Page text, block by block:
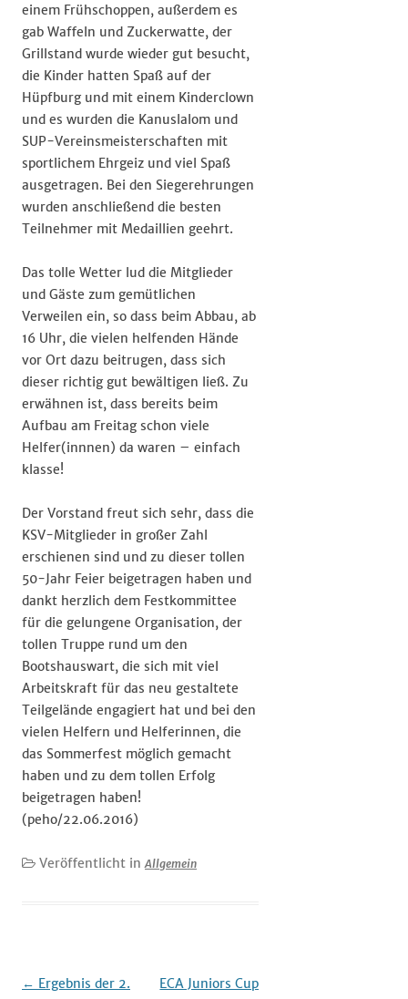
einem Frühschoppen, außerdem es
gab Waffeln und Zuckerwatte, der
Grillstand wurde wieder gut besucht,
die Kinder hatten Spaß auf der
Hüpfburg und mit einem Kinderclown
und es wurden die Kanuslalom und
SUP-Vereinsmeisterschaften mit
sportlichem Ehrgeiz und viel Spaß
ausgetragen. Bei den Siegerehrungen
wurden anschließend die besten
Teilnehmer mit Medaillien geehrt.
Das tolle Wetter lud die Mitglieder
und Gäste zum gemütlichen
Verweilen ein, so dass beim Abbau, ab
16 Uhr, die vielen helfenden Hände
vor Ort dazu beitrugen, dass sich
dieser richtig gut bewältigen ließ. Zu
erwähnen ist, dass bereits beim
Aufbau am Freitag schon viele
Helfer(innnen) da waren – einfach
klasse!
Der Vorstand freut sich sehr, dass die
KSV-Mitglieder in großer Zahl
erschienen sind und zu dieser tollen
50-Jahr Feier beigetragen haben und
dankt herzlich dem Festkommittee
für die gelungene Organisation, der
tollen Truppe rund um den
Bootshauswart, die sich mit viel
Arbeitskraft für das neu gestaltete
Teilgelände engagiert hat und bei den
vielen Helfern und Helferinnen, die
das Sommerfest möglich gemacht
haben und zu dem tollen Erfolg
beigetragen haben!
(peho/22.06.2016)
Veröffentlicht in Allgemein
Beitrags-
← Ergebnis der 2.
ECA Juniors Cup